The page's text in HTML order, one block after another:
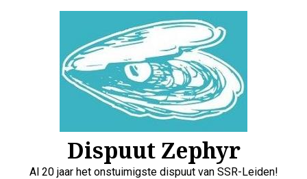
Dispuut Zephyr
Al 20 jaar het onstuimigste dispuut van SSR-Leiden!